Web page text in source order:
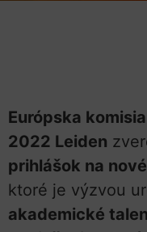
Európska
2022 Leiden
prihlášok na
ktoré je výzvou
akademické